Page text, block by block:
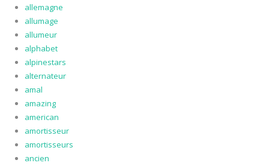
allemagne
allumage
allumeur
alphabet
alpinestars
alternateur
amal
amazing
american
amortisseur
amortisseurs
ancien